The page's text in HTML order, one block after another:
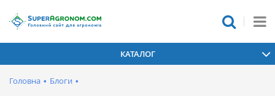
КАТАЛОГ
Головна • Блоги •